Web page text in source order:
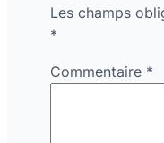
Les champs
*
Commentaire *